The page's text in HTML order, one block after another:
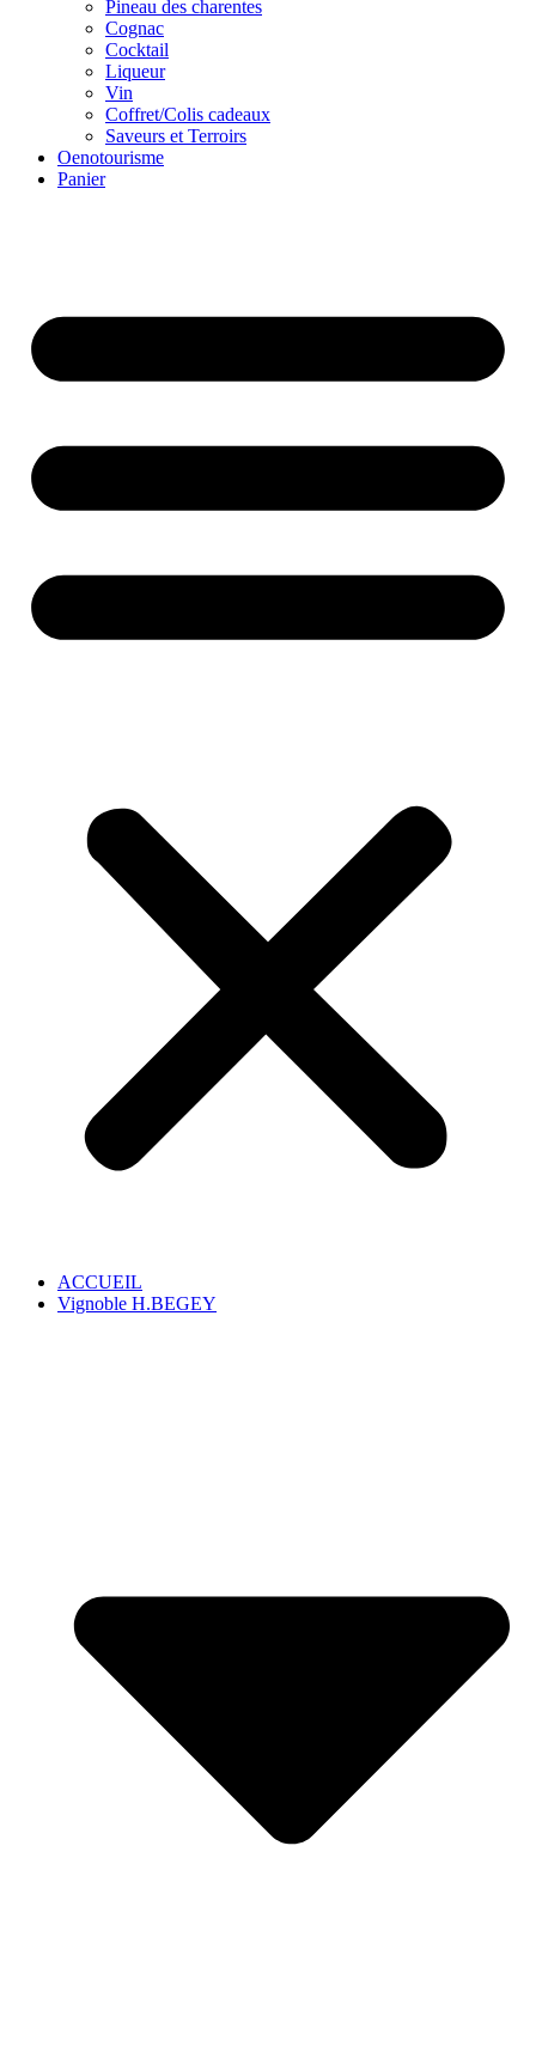
Pineau des charentes
Cognac
Cocktail
Liqueur
Vin
Coffret/Colis cadeaux
Saveurs et Terroirs
Oenotourisme
Panier
ACCUEIL
Vignoble H.BEGEY